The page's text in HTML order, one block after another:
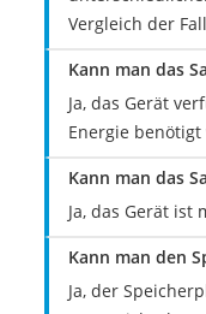
Vergleich der
Kann man das
Ja, das Gerät
Energie
Kann man das
Ja, das Gerät
Kann man den
Ja, der